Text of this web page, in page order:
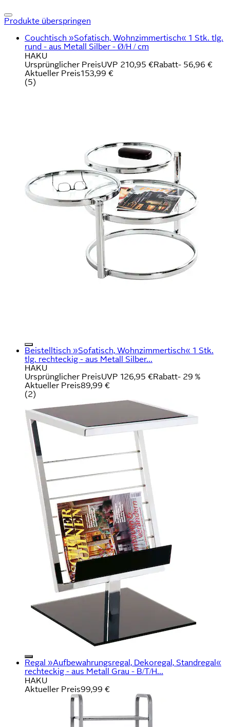
Produkte überspringen
Couchtisch »Sofatisch, Wohnzimmertisch« 1 Stk. tlg.
rund - aus Metall Silber - Ø/H / cm
HAKU
Ursprünglicher PreisUVP 210,95 €Rabatt- 56,96 €
Aktueller Preis153,99 €
(5)
Beistelltisch »Sofatisch, Wohnzimmertisch« 1 Stk.
tlg. rechteckig - aus Metall Silber...
HAKU
Ursprünglicher PreisUVP 126,95 €Rabatt- 29 %
Aktueller Preis89,99 €
(2)
Regal »Aufbewahrungsregal, Dekoregal, Standregal«
rechteckig - aus Metall Grau - B/T/H...
HAKU
Aktueller Preis99,99 €